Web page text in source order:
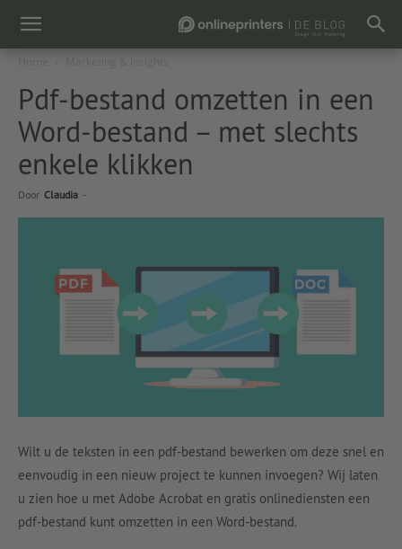
Pdf-bestand omzetten in een
Word-bestand – met slechts
enkele klikken
Door Claudia -
Wilt u de teksten in een pdf-bestand bewerken om deze snel en
eenvoudig in een nieuw project te kunnen invoegen? Wij laten
u zien hoe u met Adobe Acrobat en gratis onlinediensten een
pdf-bestand kunt omzetten in een Word-bestand.